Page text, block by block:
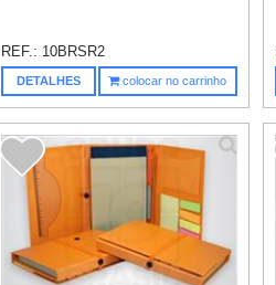
REF.: 10BRSR2
DETALHES colocar no carrinho